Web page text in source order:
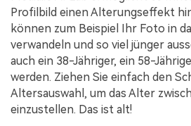
Profilbild einen Alterungseffekt
können zum Beispiel Ihr Foto in
verwandeln und so viel jünger
auch ein 38-Jähriger, ein 58-
werden. Ziehen Sie einfach den
Altersauswahl, um das Alter
einzustellen. Das ist alt!